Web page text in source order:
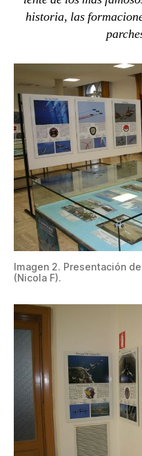
historia, las
Imagen 2. Presentación
(Nicola F).